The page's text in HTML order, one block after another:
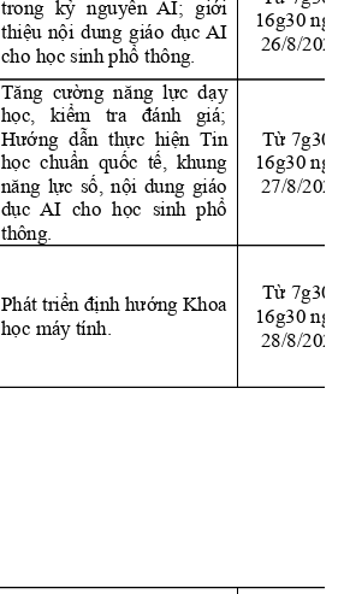
trong kỷ nguyên AI; giới
thiệu nội dung giáo dục AI
cho học sinh phổ thông.
16g30
26/8/202
Tăng cường năng lực dạy
học,
kiểm tra đánh
giá;
Hướng dẫn thực hiện  Tin
học chuẩn  quốc tế, khung
năng lực số, nội dung giáo
dục AI cho học sinh phổ
thông.
Từ 7g30
16g30
27/8/2025
Phát triển định hướng Khoa
học máy tính.
Từ 7g30
16g30
28/8/2025